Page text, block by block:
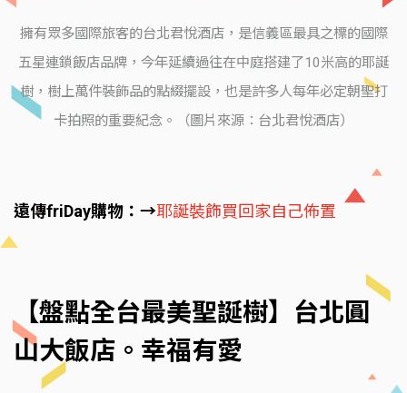
擁有眾多國際旅客的台北君悅酒店，是信義區最具之標的國際
五星連鎖飯店品牌，今年延續過往在中庭搭建了10米高的耶誕
樹，樹上萬件裝飾品的點綴擺設，也是許多人每年必定朝聖打
卡拍照的重要紀念。（圖片來源：台北君悅酒店）
遠傳friDay購物：→耶誕裝飾買回家自己佈置
【盤點全台最美聖誕樹】台北圓
山大飯店。幸福有愛